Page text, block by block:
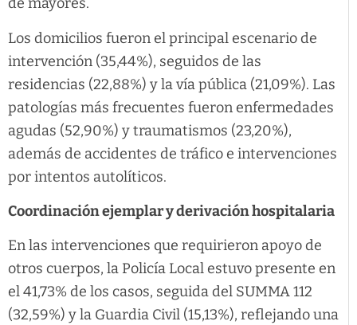
Los domicilios fueron el principal escenario de
intervención (35,44%), seguidos de las
residencias (22,88%) y la vía pública (21,09%). Las
patologías más frecuentes fueron enfermedades
agudas (52,90%) y traumatismos (23,20%),
además de accidentes de tráfico e intervenciones
por intentos autolíticos.
Coordinación ejemplar y derivación hospitalaria
En las intervenciones que requirieron apoyo de
otros cuerpos, la Policía Local estuvo presente en
el 41,73% de los casos, seguida del SUMMA 112
(32,59%) y la Guardia Civil (15,13%), reflejando una